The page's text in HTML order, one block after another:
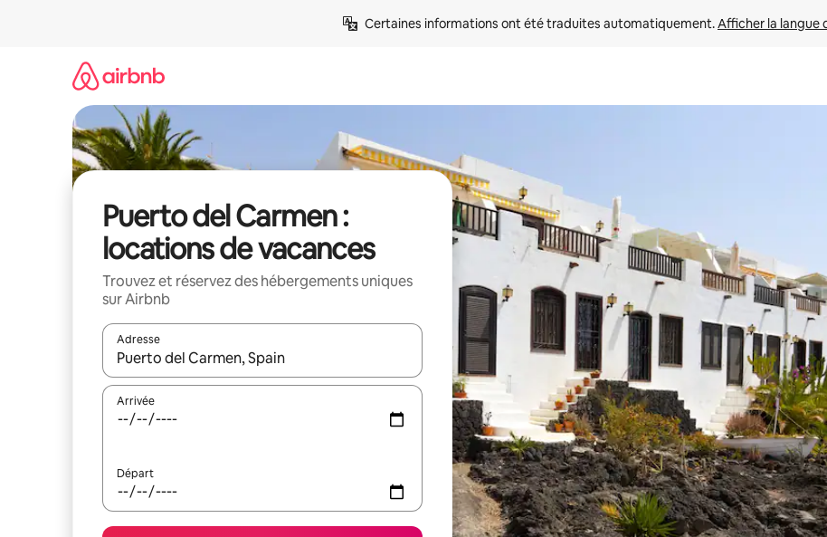
Certaines informations ont été traduites automatiquement. Afficher la langue
Puerto del Carmen :
locations de vacances
Trouvez et réservez des hébergements uniques
sur Airbnb
Adresse
Lorsque les résultats s'affichent, utilisez les flèches vers le haut et vers le bas pour les parcourir ou en appuyant et en
Arrivée
Départ